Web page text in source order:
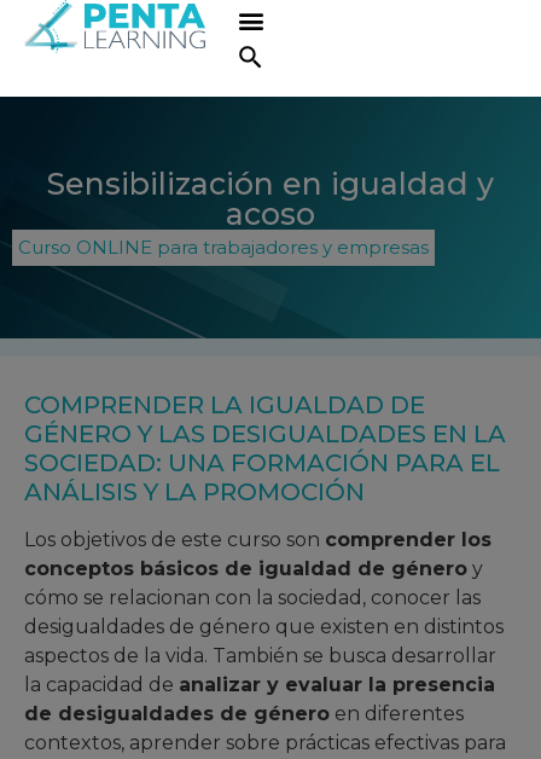
Sensibilización en igualdad y
acoso
Curso ONLINE para trabajadores y empresas
COMPRENDER LA IGUALDAD DE
GÉNERO Y LAS DESIGUALDADES EN LA
SOCIEDAD: UNA FORMACIÓN PARA EL
ANÁLISIS Y LA PROMOCIÓN
Los objetivos de este curso son comprender los
conceptos básicos de igualdad de género y
cómo se relacionan con la sociedad, conocer las
desigualdades de género que existen en distintos
aspectos de la vida. También se busca desarrollar
la capacidad de analizar y evaluar la presencia
de desigualdades de género en diferentes
contextos, aprender sobre prácticas efectivas para